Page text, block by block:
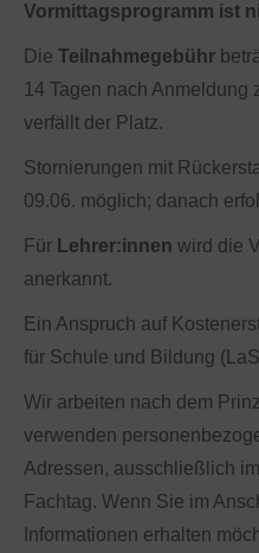
Vormittagsprogramm ist
Die Teilnahmegebühr
14 Tagen nach Anmeldung
verfällt der Platz.
Stornierungen mit
09.06. möglich; danach
Für Lehrer:innen wird die
anerkannt.
Ein Anspruch auf
für Schule und Bildung
Wir arbeiten nach dem
verwenden
Adressen, ausschließlich
Fachtag. Wenn Sie im
Informationen erhalten